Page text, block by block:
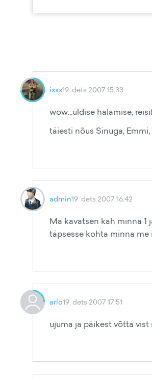
ixxx19. dets 2007 15:33
wow...üldise halamise,
täiesti nõus Sinuga,
admin19. dets 2007 16:42
Ma kavatsen kah minna 1
täpsesse kohta minna me
arlo19. dets 2007 17:51
ujuma ja päikest võtta vist